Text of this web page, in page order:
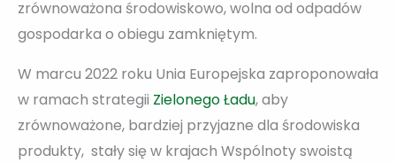
zrównoważona środowiskowo, wolna od odpadów
gospodarka o obiegu zamkniętym.
W marcu 2022 roku Unia Europejska zaproponowała
w ramach strategii Zielonego Ładu, aby
zrównoważone, bardziej przyjazne dla środowiska
produkty, stały się w krajach Wspólnoty swoistą